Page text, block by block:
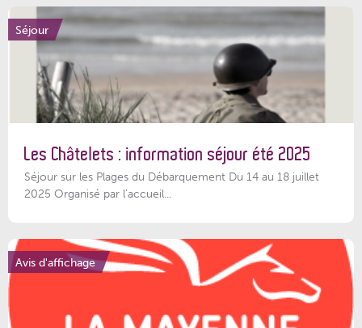
Séjour
Les Châtelets : information séjour été 2025
Séjour sur les Plages du Débarquement Du 14 au 18 juillet
2025 Organisé par l’accueil...
Avis d'affichage